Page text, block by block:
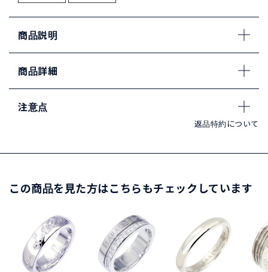
商品説明
商品詳細
注意点
返品特約について
この商品を見た方はこちらもチェックしています